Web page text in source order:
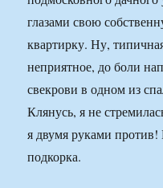
глазами свою
квартирку. Ну,
неприятное, до боли
свекрови в одном из
Клянусь, я не
я двумя руками
подкорка.